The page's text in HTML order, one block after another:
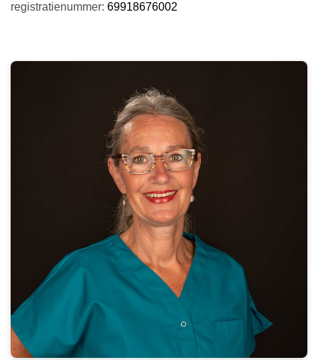
registratienummer: 69918676002